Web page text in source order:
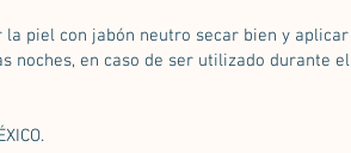
piel con jabón neutro secar bien y aplicar
noches, en caso de ser utilizado durante el